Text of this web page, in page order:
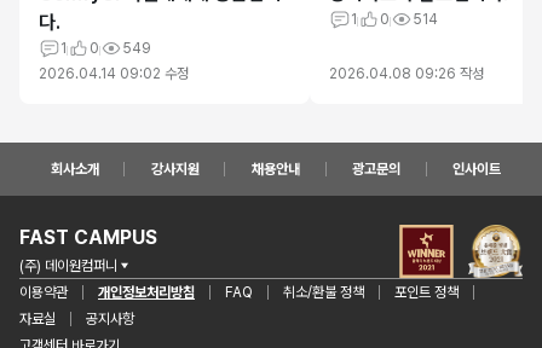
다.
1 0
549
2026.04.14 09:02 수정
1 0 514
2026.04.08 09:26 작성
회사소개 강사지원 채용안내 광고문의 인사이트
FAST CAMPUS
(주) 데이원컴퍼니
이용약관
개인정보처리방침 FAQ 취소/환불 정책
포인트 정책
자료실
공지사항